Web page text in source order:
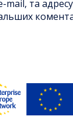
mail, та